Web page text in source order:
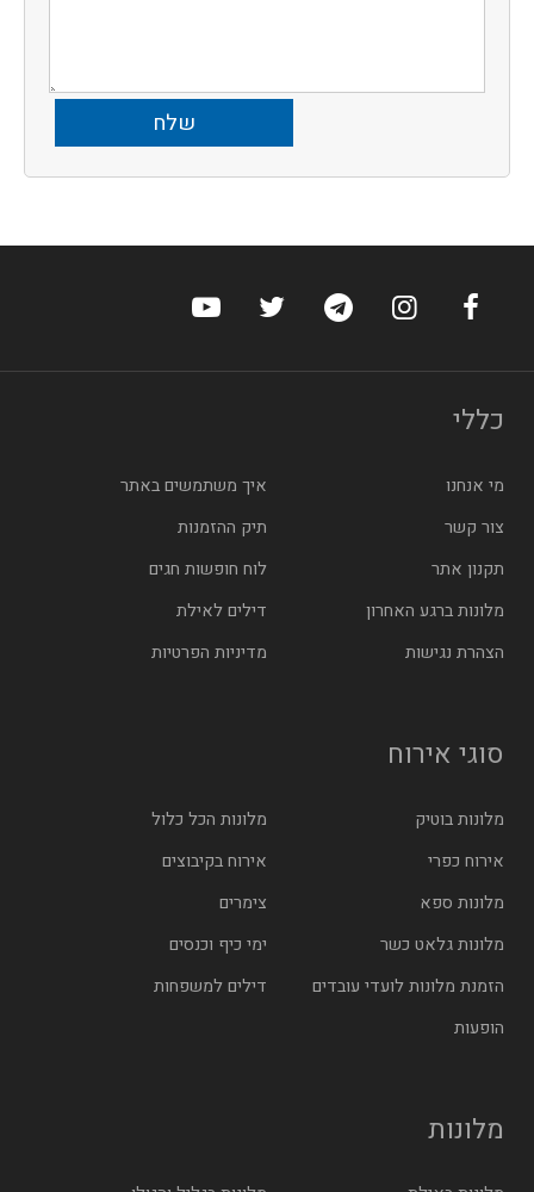
ערוץ הפייסבוק של הוטלס
ערוץ האינסטגרם של הוטלס
ערוץ הטלגרם של הוטלס
ערוץ טוויטר של הוטלס
ערוץ היוטיוב של
כללי
מי אנחנו
איך משתמשים באתר
צור קשר
תיק ההזמנות
תקנון אתר
לוח חופשות חגים
מלונות ברגע האחרון
דילים לאילת
הצהרת נגישות
מדיניות הפרטיות
סוגי אירוח
מלונות בוטיק
מלונות הכל כלול
אירוח כפרי
אירוח בקיבוצים
מלונות ספא
צימרים
מלונות גלאט כשר
ימי כיף וכנסים
הזמנת מלונות לועדי עובדים
דילים למשפחות
הופעות
מלונות